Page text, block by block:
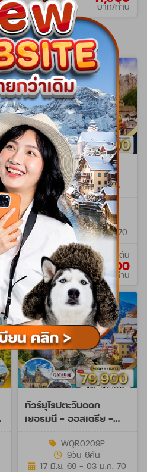
บาท/ท่าน
นออก
ทัวร์ยุโรปตะวันออก
เยอรมนี - ออสเตรีย -
เช็ก - สโลวาเกีย - ฮังการี
9วัน 6คืน (QR)
WQR0209NY
9วัน 6คืน
26 ธ.ค. 69 - 03 ม.ค. 70
เริ่มต้น
115,900
บาท/ท่าน
ทัวร์ยุโรปตะวันออก
เยอรมนี - ออสเตรีย -
9วัน (QR)WQR0209P
9วัน 6คืน
17 มิ.ย. 69 - 03 ม.ค. 70